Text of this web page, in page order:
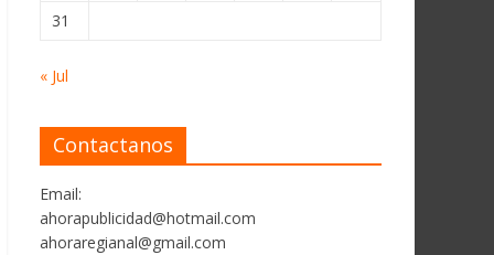
31
« Jul
Contactanos
Email:
ahorapublicidad@hotmail.com
ahoraregianal@gmail.com